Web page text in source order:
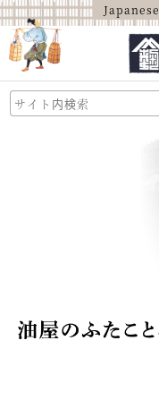
Japanese
山中油店的介紹